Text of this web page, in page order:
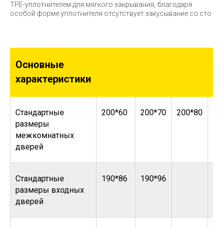
TPE-уплотнителем для мягкого закрывания, благодаря
особой форме уплотнителя отсутствует закусывание со сто
Основные
характеристики
Стандартные
размеры
межкомнатных
дверей
200*60 200*70 200*80
Стандартные
размеры входных
дверей
190*86 190*96